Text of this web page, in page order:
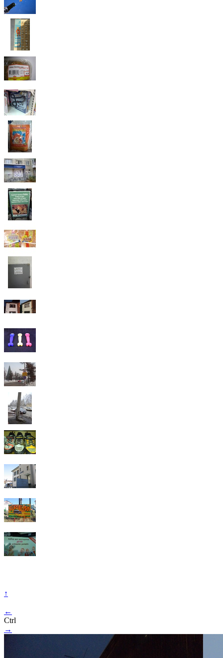
↑
←
Ctrl
→